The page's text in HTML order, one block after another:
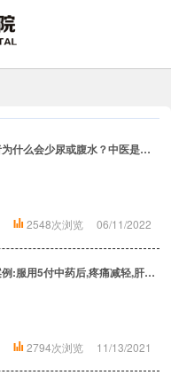
卵巢癌晚期患者为什么会少尿或腹水？中医是如何认识腹水少尿？
2548次浏览 06/11/2022
卵巢癌肝转移案例:服用5付中药后,疼痛减轻,肝肿块消失,卵巢肿块缩小
2794次浏览 11/13/2021